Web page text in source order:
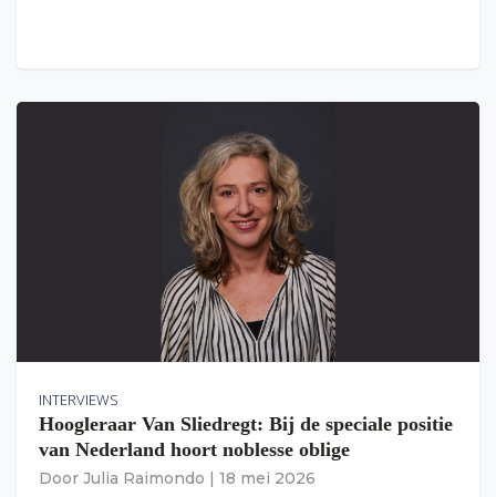
INTERVIEWS
Hoogleraar Van Sliedregt: Bij de speciale positie
van Nederland hoort noblesse oblige
Door Julia Raimondo 18 mei 2026